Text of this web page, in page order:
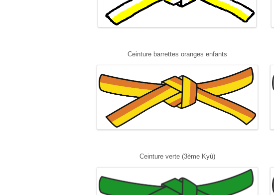
Ceinture barrettes oranges enfants
Ceinture verte (3ème Kyû)